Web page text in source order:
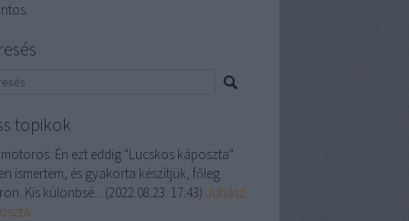
topikok
motoros: Én ezt eddig "Lucskos káposzta"
ismertem, és gyakorta készítjük, főleg
Kis különbsé... (2022.08.23. 17:43) Juhász